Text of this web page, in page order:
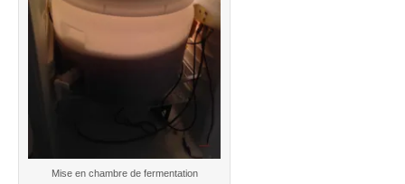
Mise en chambre de fermentation